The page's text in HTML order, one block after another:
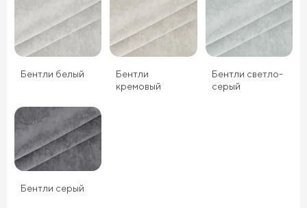
Бентли белый
Бентли
кремовый
Бентли светло-
серый
Бентли серый